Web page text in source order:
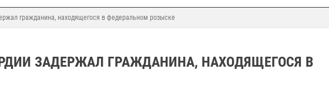
гражданина, находящегося в федеральном розыске
ЗАДЕРЖАЛ ГРАЖДАНИНА, НАХОДЯЩЕГОСЯ В